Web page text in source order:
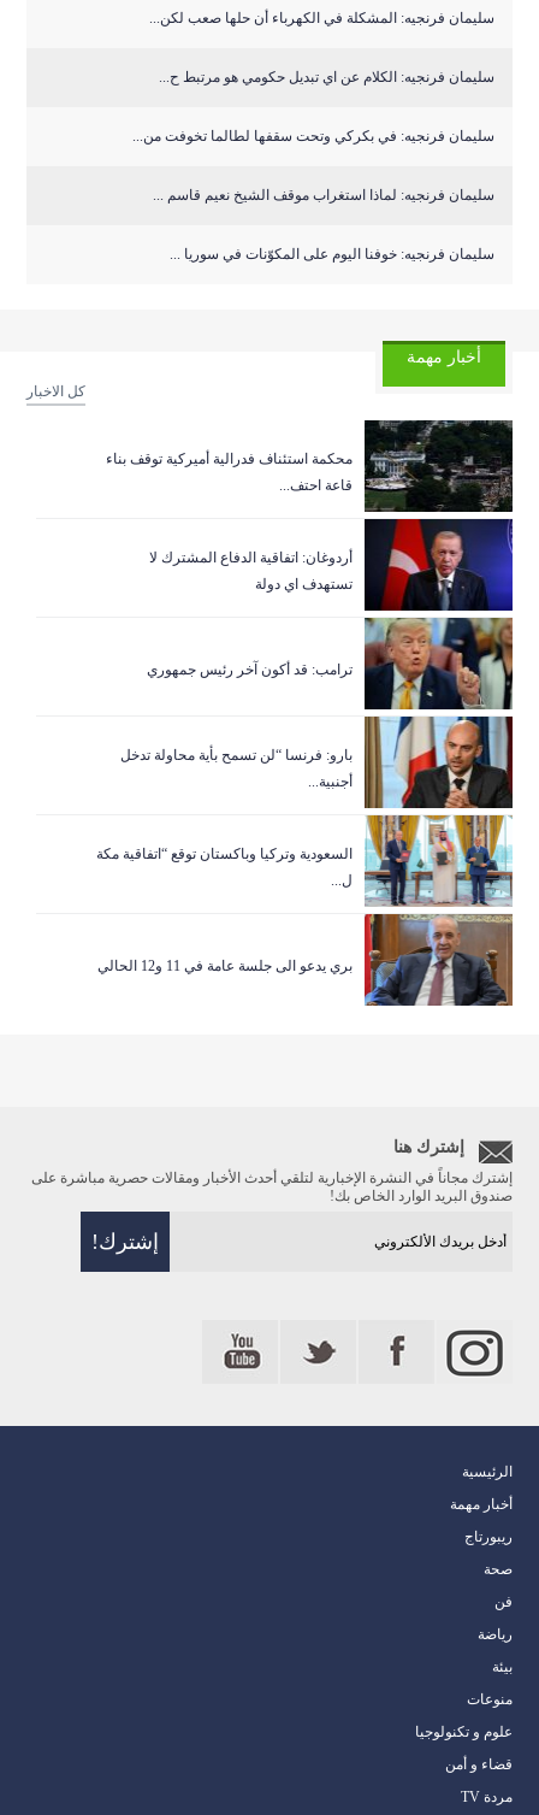
سليمان فرنجيه: المشكلة في الكهرباء أن حلها صعب لكن...
سليمان فرنجيه: الكلام عن اي تبديل حكومي هو مرتبط ح...
سليمان فرنجيه: في بكركي وتحت سقفها لطالما تخوفت من...
سليمان فرنجيه: لماذا استغراب موقف الشيخ نعيم قاسم ...
سليمان فرنجيه: خوفنا اليوم على المكوّنات في سوريا ...
أخبار مهمة
كل الاخبار
‏محكمة استئناف فدرالية أميركية توقف بناء
قاعة احتف...
أردوغان: اتفاقية الدفاع المشترك لا
تستهدف اي دولة
ترامب: قد أكون آخر رئيس جمهوري
بارو: فرنسا “لن تسمح بأية محاولة تدخل
أجنبية...
السعودية وتركيا وباكستان توقع “اتفاقية مكة
ل...
بري يدعو الى جلسة عامة في 11 و12 الحالي
إشترك هنا
إشترك مجاناً في النشرة الإخبارية لتلقي أحدث الأخبار ومقالات حصرية مباشرة على
صندوق البريد الوارد الخاص بك!
الرئيسية
أخبار مهمة
ريبورتاج
صحة
فن
رياضة
بيئة
منوعات
علوم و تكنولوجيا
قضاء و أمن
مردة TV